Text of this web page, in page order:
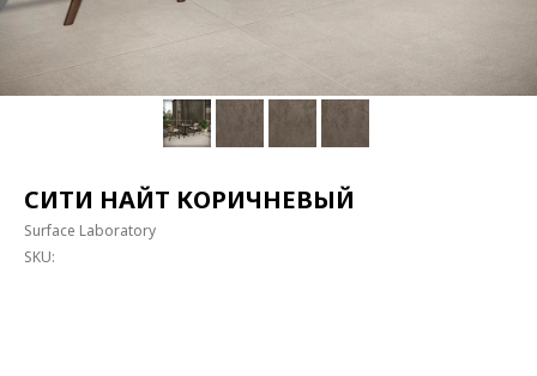
СИТИ НАЙТ КОРИЧНЕВЫЙ
Surface Laboratory
SKU: